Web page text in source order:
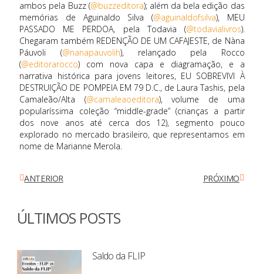
ambos pela Buzz (@buzzeditora); além da bela edição das
memórias de Aguinaldo Silva (@aguinaldofsilva), MEU
PASSADO ME PERDOA, pela Todavia (@todavialivros).
Chegaram também REDENÇÃO DE UM CAFAJESTE, de Nàna
Páuvoli (@nanapauvolih), relançado pela Rocco
(@editorarocco) com nova capa e diagramação, e a
narrativa histórica para jovens leitores, EU SOBREVIVI À
DESTRUIÇÃO DE POMPEIA EM 79 D.C., de Laura Tashis, pela
Camaleão/Alta (@camaleaoeditora), volume de uma
popularíssima coleção “middle-grade” (crianças a partir
dos nove anos até cerca dos 12), segmento pouco
explorado no mercado brasileiro, que representamos em
nome de Marianne Merola.
ANTERIOR PRÓXIMO
ÚLTIMOS POSTS
Saldo da FLIP